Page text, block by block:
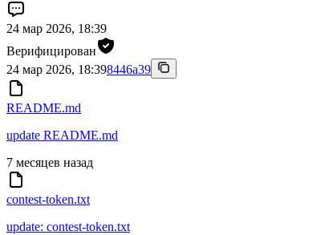
24 мар 2026, 18:39
Верифицирован
24 мар 2026, 18:398446a39
README.md
update README.md
7 месяцев назад
contest-token.txt
update: contest-token.txt